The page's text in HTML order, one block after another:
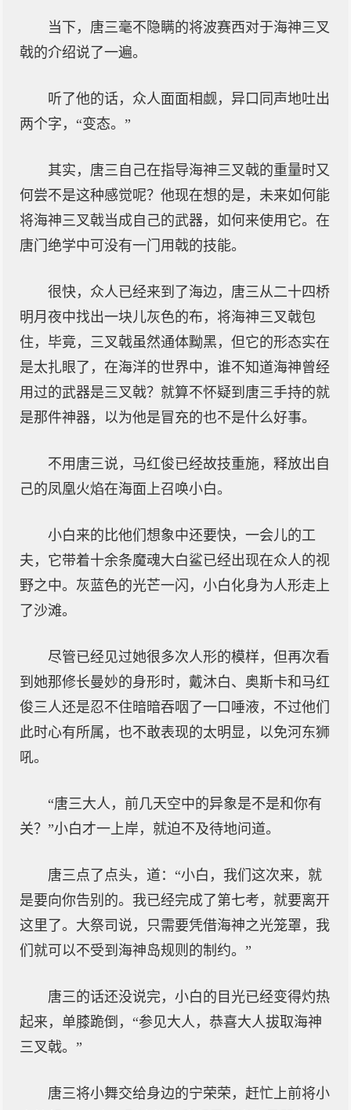
当下，唐三毫不隐瞒的将波赛西对于海神三叉
戟的介绍说了一遍。
听了他的话，众人面面相觑，异口同声地吐出
两个字，“变态。”
其实，唐三自己在指导海神三叉戟的重量时又
何尝不是这种感觉呢？他现在想的是，未来如何能
将海神三叉戟当成自己的武器，如何来使用它。在
唐门绝学中可没有一门用戟的技能。
很快，众人已经来到了海边，唐三从二十四桥
明月夜中找出一块儿灰色的布，将海神三叉戟包
住，毕竟，三叉戟虽然通体黝黑，但它的形态实在
是太扎眼了，在海洋的世界中，谁不知道海神曾经
用过的武器是三叉戟？就算不怀疑到唐三手持的就
是那件神器，以为他是冒充的也不是什么好事。
不用唐三说，马红俊已经故技重施，释放出自
己的凤凰火焰在海面上召唤小白。
小白来的比他们想象中还要快，一会儿的工
夫，它带着十余条魔魂大白鲨已经出现在众人的视
野之中。灰蓝色的光芒一闪，小白化身为人形走上
了沙滩。
尽管已经见过她很多次人形的模样，但再次看
到她那修长曼妙的身形时，戴沐白、奥斯卡和马红
俊三人还是忍不住暗暗吞咽了一口唾液，不过他们
此时心有所属，也不敢表现的太明显，以免河东狮
吼。
“唐三大人，前几天空中的异象是不是和你有
关？”小白才一上岸，就迫不及待地问道。
唐三点了点头，道：“小白，我们这次来，就
是要向你告别的。我已经完成了第七考，就要离开
这里了。大祭司说，只需要凭借海神之光笼罩，我
们就可以不受到海神岛规则的制约。”
唐三的话还没说完，小白的目光已经变得灼热
起来，单膝跪倒，“参见大人，恭喜大人拔取海神
三叉戟。”
唐三将小舞交给身边的宁荣荣，赶忙上前将小